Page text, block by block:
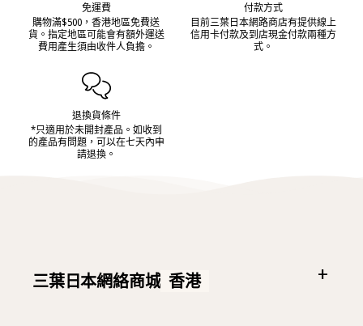
免運費
購物滿$500，香港地區免費送
貨。指定地區可能會有額外運送
費用產生須由收件人負擔。
付款方式
目前三葉日本網路商店有提供線上
信用卡付款及到店現金付款兩種方
式。
退換貨條件
*只適用於未開封產品。如收到
的產品有問題，可以在七天內申
請退換。
三葉日本網絡商城 香港